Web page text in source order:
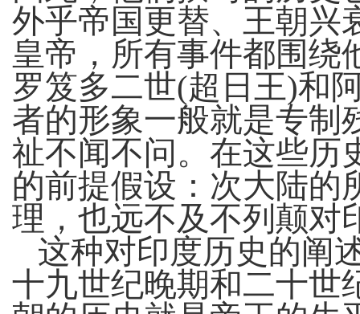
外乎帝国更替、王朝兴
皇帝，所有事件都围绕
罗笈多二世(超日王)和
者的形象一般就是专制
祉不闻不问。在这些历
的前提假设：次大陆的
理，也远不及不列颠对
这种对印度历史的阐
十九世纪晚期和二十世